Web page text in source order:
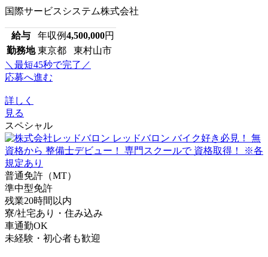
国際サービスシステム株式会社
給与 年収例4,500,000円
勤務地 東京都 東村山市
＼最短45秒で完了／
応募へ進む
詳しく
見る
スペシャル
普通免許（MT）
準中型免許
残業20時間以内
寮/社宅あり・住み込み
車通勤OK
未経験・初心者も歓迎